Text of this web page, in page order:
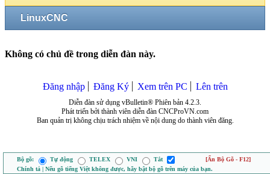
LinuxCNC
Không có chủ đề trong diễn đàn này.
Đăng nhập Đăng Ký Xem trên PC Lên trên
Diễn đàn sử dụng vBulletin® Phiên bản 4.2.3.
Phát triển bởi thành viên diễn đàn CNCProVN.com
Ban quản trị không chịu trách nhiệm về nội dung do thành viên đăng.
Bộ gõ: Tự động TELEX VNI Tắt
[Ẩn Bộ Gõ - F12]
Chính tả | Nếu gõ tiếng Việt không được, hãy bật bộ gõ trên máy của bạn.